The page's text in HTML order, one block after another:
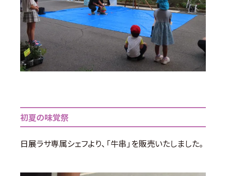
初夏の味覚祭
日展ラサ専属シェフより、「牛串」を販売いたしました。